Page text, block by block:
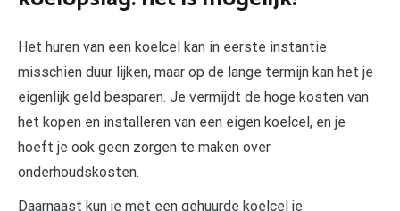
Het huren van een koelcel kan in eerste instantie
misschien duur lijken, maar op de lange termijn kan het je
eigenlijk geld besparen. Je vermijdt de hoge kosten van
het kopen en installeren van een eigen koelcel, en je
hoeft je ook geen zorgen te maken over
onderhoudskosten.
Daarnaast kun je met een gehuurde koelcel je